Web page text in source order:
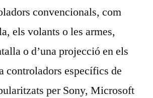
convencionals, com
els volants o les armes,
o d’una projecció en els
controladors específics de
per Sony, Microsoft